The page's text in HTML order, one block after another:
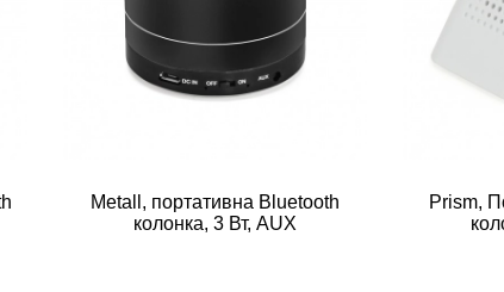
Metall, портативна Bluetooth
колонка, 3 Вт, AUX
Prism,